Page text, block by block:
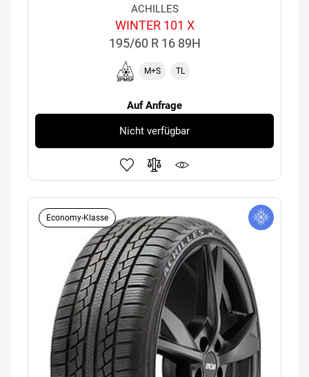
ACHILLES
WINTER 101 X
195/60 R 16 89H
M+S TL
Auf Anfrage
Nicht verfügbar
Economy-Klasse